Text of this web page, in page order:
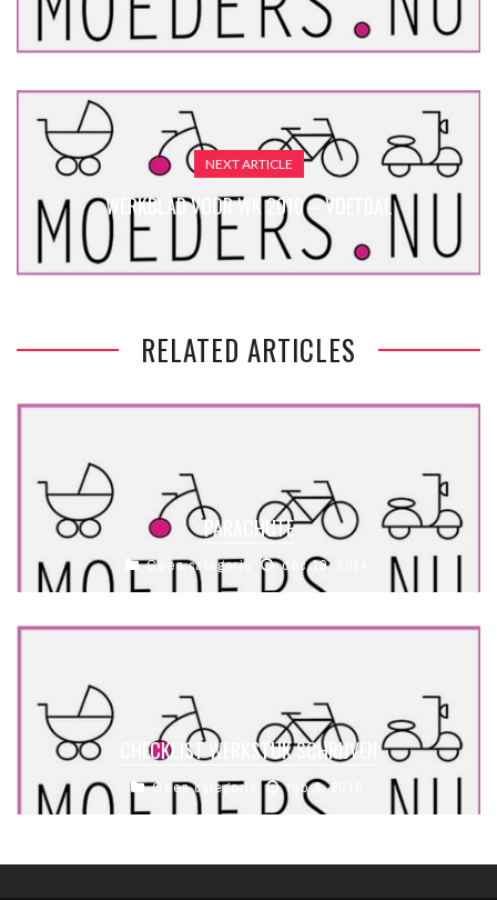
NEXT ARTICLE
WERKBLAD VOOR WK 2010 – VOETBAL
RELATED ARTICLES
PARACHUTE
Geen categorie dec 19, 2014
CHECKLIST WERKSTUK SCHRIJVEN
Geen categorie feb 8, 2010